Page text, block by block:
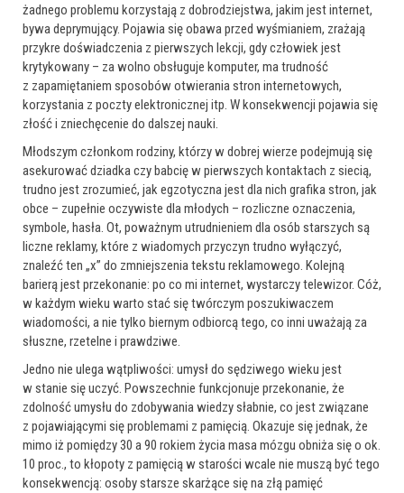
żadnego problemu korzystają z dobrodziejstwa, jakim jest internet,
bywa deprymujący. Pojawia się obawa przed wyśmianiem, zrażają
przykre doświadczenia z pierwszych lekcji, gdy człowiek jest
krytykowany – za wolno obsługuje komputer, ma trudność
z zapamiętaniem sposobów otwierania stron internetowych,
korzystania z poczty elektronicznej itp. W konsekwencji pojawia się
złość i zniechęcenie do dalszej nauki.
Młodszym członkom rodziny, którzy w dobrej wierze podejmują się
asekurować dziadka czy babcię w pierwszych kontaktach z siecią,
trudno jest zrozumieć, jak egzotyczna jest dla nich grafika stron, jak
obce – zupełnie oczywiste dla młodych – rozliczne oznaczenia,
symbole, hasła. Ot, poważnym utrudnieniem dla osób starszych są
liczne reklamy, które z wiadomych przyczyn trudno wyłączyć,
znaleźć ten „x” do zmniejszenia tekstu reklamowego. Kolejną
barierą jest przekonanie: po co mi internet, wystarczy telewizor. Cóż,
w każdym wieku warto stać się twórczym poszukiwaczem
wiadomości, a nie tylko biernym odbiorcą tego, co inni uważają za
słuszne, rzetelne i prawdziwe.
Jedno nie ulega wątpliwości: umysł do sędziwego wieku jest
w stanie się uczyć. Powszechnie funkcjonuje przekonanie, że
zdolność umysłu do zdobywania wiedzy słabnie, co jest związane
z pojawiającymi się problemami z pamięcią. Okazuje się jednak, że
mimo iż pomiędzy 30 a 90 rokiem życia masa mózgu obniża się o ok.
10 proc., to kłopoty z pamięcią w starości wcale nie muszą być tego
konsekwencją: osoby starsze skarżące się na złą pamięć